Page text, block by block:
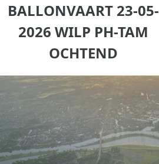
BALLONVAART 23-05-
2026 WILP PH-TAM
OCHTEND